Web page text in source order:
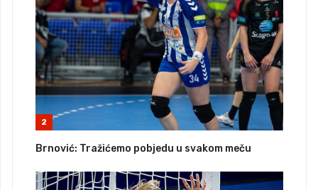
2
Brnović: Tražićemo pobjedu u svakom meču